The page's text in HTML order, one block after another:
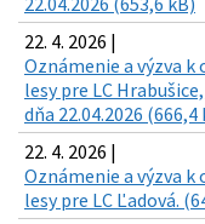
22. 4. 2026 |
Oznámenie a výzva
lesy pre LC
dňa 22.04.2026 (666,4
22. 4. 2026 |
Oznámenie a výzva
lesy pre LC Ľadová.